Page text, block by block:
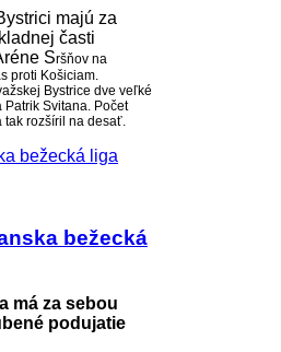
majú za
časti
Sršňov na
proti Košiciam.
Bystrice dve veľké
Patrik Svitana. Počet
tak rozšíril na desať.
bežecká
má za sebou
podujatie